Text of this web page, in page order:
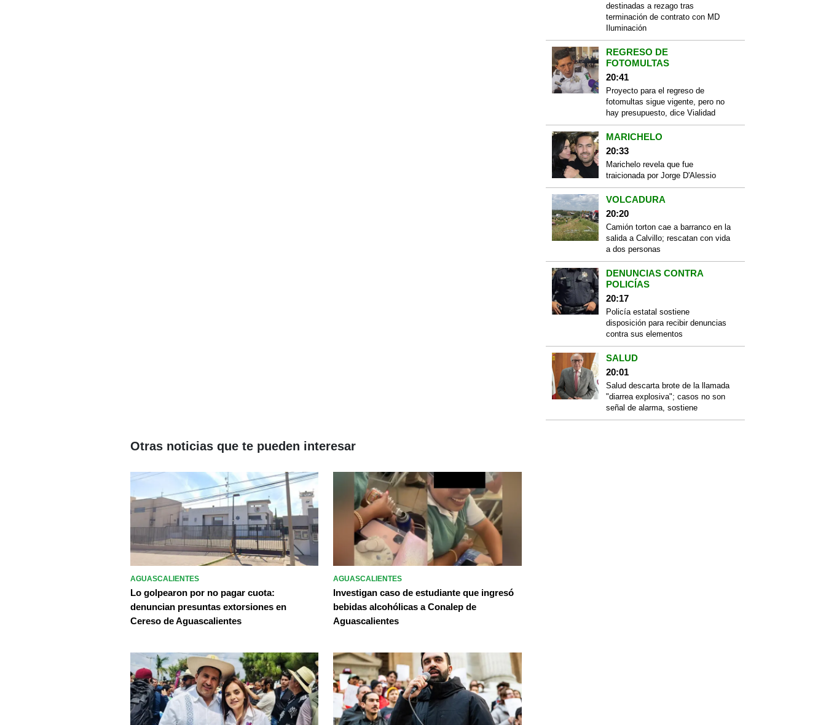
destinadas a rezago tras
terminación de contrato con MD
Iluminación
REGRESO DE
FOTOMULTAS
20:41
Proyecto para el regreso de
fotomultas sigue vigente, pero no
hay presupuesto, dice Vialidad
MARICHELO
20:33
Marichelo revela que fue
traicionada por Jorge D'Alessio
VOLCADURA
20:20
Camión torton cae a barranco en la
salida a Calvillo; rescatan con vida
a dos personas
DENUNCIAS CONTRA
POLICÍAS
20:17
Policía estatal sostiene
disposición para recibir denuncias
contra sus elementos
SALUD
20:01
Salud descarta brote de la llamada
"diarrea explosiva"; casos no son
señal de alarma, sostiene
Otras noticias que te pueden interesar
AGUASCALIENTES
Lo golpearon por no pagar cuota:
denuncian presuntas extorsiones en
Cereso de Aguascalientes
AGUASCALIENTES
Investigan caso de estudiante que ingresó
bebidas alcohólicas a Conalep de
Aguascalientes